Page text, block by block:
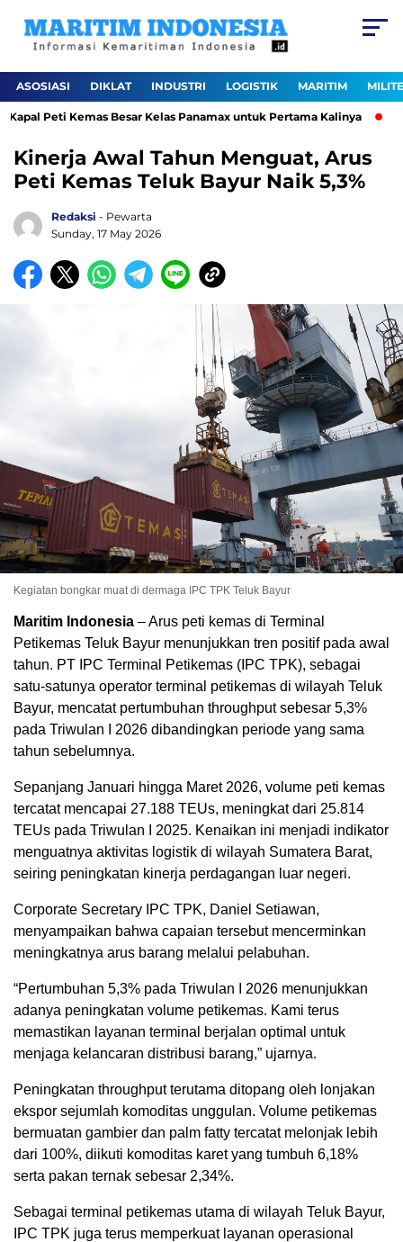
ASOSIASI DIKLAT INDUSTRI LOGISTIK MARITIM
Peti Kemas Besar Kelas Panamax untuk Pertama Kalinya
Kinerja Awal Tahun Menguat, Arus
Peti Kemas Teluk Bayur Naik 5,3%
Redaksi - Pewarta
Sunday, 17 May 2026
Kegiatan bongkar muat di dermaga IPC TPK Teluk Bayur
Maritim Indonesia – Arus peti kemas di Terminal
Petikemas Teluk Bayur menunjukkan tren positif pada awal
tahun. PT IPC Terminal Petikemas (IPC TPK), sebagai
satu-satunya operator terminal petikemas di wilayah Teluk
Bayur, mencatat pertumbuhan throughput sebesar 5,3%
pada Triwulan I 2026 dibandingkan periode yang sama
tahun sebelumnya.
Sepanjang Januari hingga Maret 2026, volume peti kemas
tercatat mencapai 27.188 TEUs, meningkat dari 25.814
TEUs pada Triwulan I 2025. Kenaikan ini menjadi indikator
menguatnya aktivitas logistik di wilayah Sumatera Barat,
seiring peningkatan kinerja perdagangan luar negeri.
Corporate Secretary IPC TPK, Daniel Setiawan,
menyampaikan bahwa capaian tersebut mencerminkan
meningkatnya arus barang melalui pelabuhan.
“Pertumbuhan 5,3% pada Triwulan I 2026 menunjukkan
adanya peningkatan volume petikemas. Kami terus
memastikan layanan terminal berjalan optimal untuk
menjaga kelancaran distribusi barang,” ujarnya.
Peningkatan throughput terutama ditopang oleh lonjakan
ekspor sejumlah komoditas unggulan. Volume petikemas
bermuatan gambier dan palm fatty tercatat melonjak lebih
dari 100%, diikuti komoditas karet yang tumbuh 6,18%
serta pakan ternak sebesar 2,34%.
Sebagai terminal petikemas utama di wilayah Teluk Bayur,
IPC TPK juga terus memperkuat layanan operasional